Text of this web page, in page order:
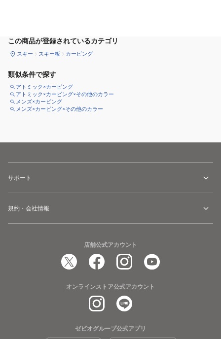
この商品が登録されているカテゴリ
スキー スキー板 カービング
類似条件で探す
アトミック×カービング
アトミック×カービング×その他のカラー
メンズ×カービング
メンズ×カービング×その他のカラー
サポート
規約・会社情報
店舗公式アカウント
オンラインストア公式アカウント
ゼビオグループ公式アプリ